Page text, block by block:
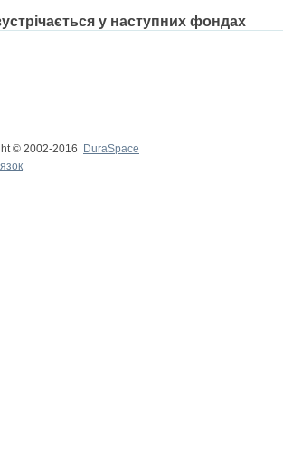
у наступних фондах
© 2002-2016
DuraSpace